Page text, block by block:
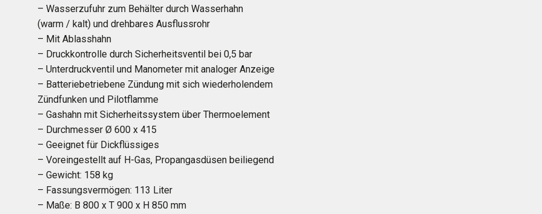
– Wasserzufuhr zum Behälter durch Wasserhahn
(warm / kalt) und drehbares Ausflussrohr
– Mit Ablasshahn
– Druckkontrolle durch Sicherheitsventil bei 0,5 bar
– Unterdruckventil und Manometer mit analoger Anzeige
– Batteriebetriebene Zündung mit sich wiederholendem
Zündfunken und Pilotflamme
– Gashahn mit Sicherheitssystem über Thermoelement
– Durchmesser Ø 600 x 415
– Geeignet für Dickflüssiges
– Voreingestellt auf H-Gas, Propangasdüsen beiliegend
– Gewicht: 158 kg
– Fassungsvermögen: 113 Liter
– Maße: B 800 x T 900 x H 850 mm